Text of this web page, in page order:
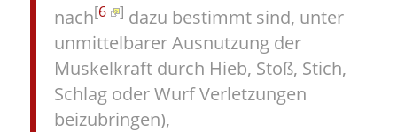
nach[6 ] dazu bestimmt sind, unter
unmittelbarer Ausnutzung der
Muskelkraft durch Hieb, Stoß, Stich,
Schlag oder Wurf Verletzungen
beizubringen),